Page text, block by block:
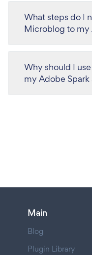
What steps do I
Microblog to my
Why should I
my Adobe Spark
Main
Blog
Plugin Library